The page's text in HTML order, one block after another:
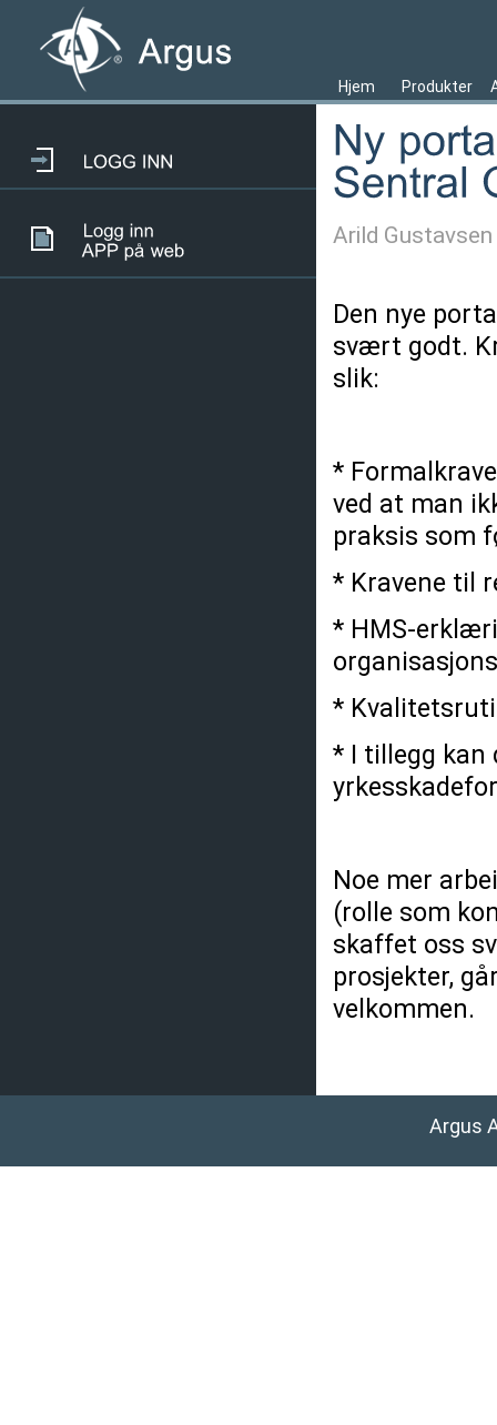
Hjem Produkter
Arild
Den nye
svært godt.
slik:
*
ved at man
praksis som
* Kravene til
* HMS-
*
* I tillegg kan
Noe mer
(rolle som
skaffet oss
prosjekter,
velkommen.
Argus